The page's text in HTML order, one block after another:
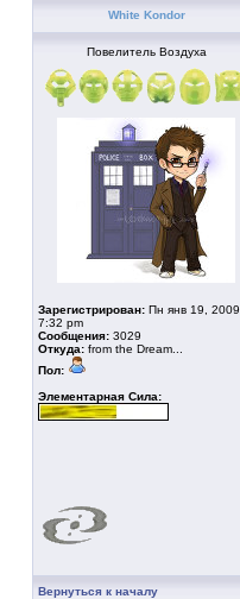
White Kondor
Повелитель Воздуха
Зарегистрирован: Пн янв 19, 2009
7:32 pm
Сообщения: 3029
Откуда: from the Dream...
Пол:
Элементарная Сила:
Вернуться к началу